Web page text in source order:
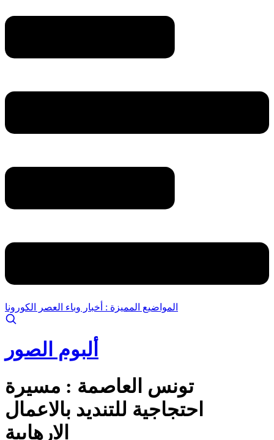
المواضيع المميزة : أخبار وباء العصر الكورونا
ألبوم الصور
تونس العاصمة : مسيرة
احتجاجية للتنديد بالاعمال
الارهابية